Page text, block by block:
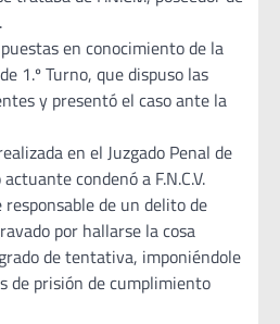
en conocimiento de la
1.º Turno, que dispuso las
y presentó el caso ante la
en el Juzgado Penal de
condenó a F.N.C.V.
de un delito de
por hallarse la cosa
de tentativa, imponiéndole
de prisión de cumplimiento